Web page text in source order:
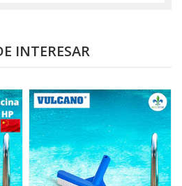
INTERESAR